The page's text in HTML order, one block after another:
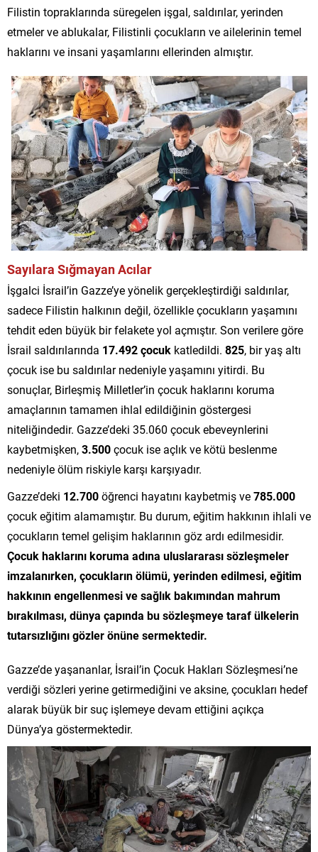
Filistin topraklarında süregelen işgal, saldırılar, yerinden
etmeler ve ablukalar, Filistinli çocukların ve ailelerinin temel
haklarını ve insani yaşamlarını ellerinden almıştır.
Sayılara Sığmayan Acılar
İşgalci İsrail’in Gazze’ye yönelik gerçekleştirdiği saldırılar,
sadece Filistin halkının değil, özellikle çocukların yaşamını
tehdit eden büyük bir felakete yol açmıştır. Son verilere göre
İsrail saldırılarında 17.492 çocuk katledildi. 825, bir yaş altı
çocuk ise bu saldırılar nedeniyle yaşamını yitirdi. Bu
sonuçlar, Birleşmiş Milletler’in çocuk haklarını koruma
amaçlarının tamamen ihlal edildiğinin göstergesi
niteliğindedir. Gazze’deki 35.060 çocuk ebeveynlerini
kaybetmişken,3.500çocuk ise açlık ve kötü beslenme
nedeniyle ölüm riskiyle karşı karşıyadır.
Gazze’deki 12.700öğrenci hayatını kaybetmiş ve785.000
çocuk eğitim alamamıştır. Bu durum, eğitim hakkının ihlali ve
çocukların temel gelişim haklarının göz ardı edilmesidir.
Çocuk haklarını koruma adına uluslararası sözleşmeler
imzalanırken, çocukların ölümü, yerinden edilmesi, eğitim
hakkının engellenmesi ve sağlık bakımından mahrum
bırakılması, dünya çapında bu sözleşmeye taraf ülkelerin
tutarsızlığını gözler önüne sermektedir.
Gazze’de yaşananlar, İsrail’in Çocuk Hakları Sözleşmesi’ne
verdiği sözleri yerine getirmediğini ve aksine, çocukları hedef
alarak büyük bir suç işlemeye devam ettiğini açıkça
Dünya’ya göstermektedir.